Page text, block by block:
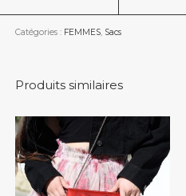
Catégories : FEMMES, Sacs
Produits similaires